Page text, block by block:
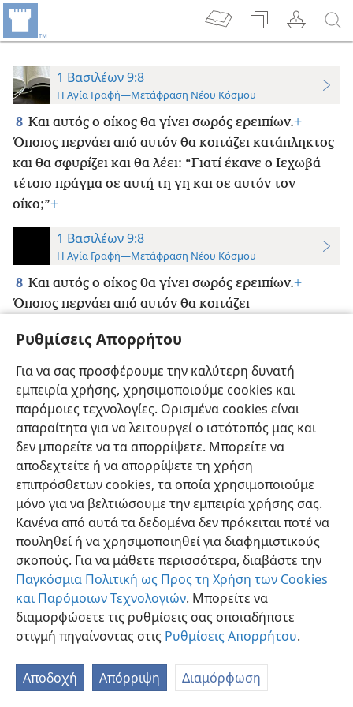
Ρυθμίσεις Απορρήτου
Για να σας προσφέρουμε την καλύτερη δυνατή
εμπειρία χρήσης, χρησιμοποιούμε cookies και
παρόμοιες τεχνολογίες. Ορισμένα cookies είναι
απαραίτητα για να λειτουργεί ο ιστότοπός μας και
δεν μπορείτε να τα απορρίψετε. Μπορείτε να
αποδεχτείτε ή να απορρίψετε τη χρήση
επιπρόσθετων cookies, τα οποία χρησιμοποιούμε
μόνο για να βελτιώσουμε την εμπειρία χρήσης σας.
Κανένα από αυτά τα δεδομένα δεν πρόκειται ποτέ να
πουληθεί ή να χρησιμοποιηθεί για διαφημιστικούς
σκοπούς. Για να μάθετε περισσότερα, διαβάστε την
Παγκόσμια Πολιτική ως Προς τη Χρήση των Cookies
και Παρόμοιων Τεχνολογιών. Μπορείτε να
διαμορφώσετε τις ρυθμίσεις σας οποιαδήποτε
στιγμή πηγαίνοντας στις Ρυθμίσεις Απορρήτου.
Αποδοχή Απόρριψη Διαμόρφωση
1 Βασιλέων 9:8
Η Αγία Γραφή—Μετάφραση Νέου Κόσμου
8 Και αυτός ο οίκος θα γίνει σωρός ερειπίων.+
Όποιος περνάει από αυτόν θα κοιτάζει κατάπληκτος
και θα σφυρίζει και θα λέει: “Γιατί έκανε ο Ιεχωβά
τέτοιο πράγμα σε αυτή τη γη και σε αυτόν τον
οίκο;”+
1 Βασιλέων 9:8
Η Αγία Γραφή—Μετάφραση Νέου Κόσμου
8 Και αυτός ο οίκος θα γίνει σωρός ερειπίων.+
Όποιος περνάει από αυτόν θα κοιτάζει
“Γιατί έκανε ο Ιεχωβά ένα τέτοιο πράγμα σε αυτή τη
γη και σε αυτόν τον οίκο;”+
Ελληνική Προτιμήσεις
Copyright© 2026 Watch Tower Bible and Tract Society of Pennsylvania
Όροι Χρήσης Πολιτική Απορρήτου
Ρυθμίσεις Απορρήτου
JW.ORG
Σύνδεση